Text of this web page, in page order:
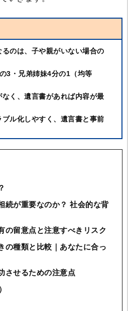
るのは、子や親がいない場合の
3・兄弟姉妹4分の1（均等
なく、遺言書があれば内容が最
ル化しやすく、遺言書と事前
続が重要なのか？ 社会的な背
の留意点と注意すべきリスク
の種類と比較｜あなたに合っ
させるための注意点